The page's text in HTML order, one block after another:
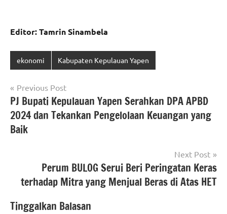
Editor: Tamrin Sinambela
ekonomi Kabupaten Kepulauan Yapen
Navigasi
pos
Previous Post
PJ Bupati Kepulauan Yapen Serahkan DPA APBD
2024 dan Tekankan Pengelolaan Keuangan yang
Baik
Next Post
Perum BULOG Serui Beri Peringatan Keras
terhadap Mitra yang Menjual Beras di Atas HET
Tinggalkan Balasan